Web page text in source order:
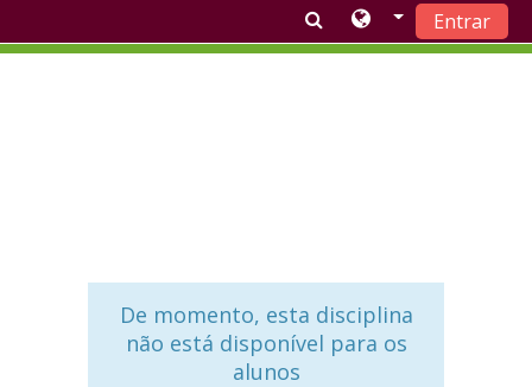
Entrar
De momento, esta disciplina
não está disponível para os
alunos